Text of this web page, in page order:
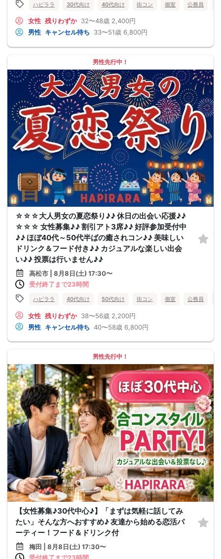
ハピララ 30代向け 40代向け 街コン 個室 公務員
女性 残りわずか 32〜48歳 2,400円
男性 キャンセル待ち 33〜51歳 6,800円
男性先行中！
☆☆☆大人男女の夏恋祭り♪♪ 休日の出会い応援♪♪
☆☆☆ 女性募集♪♪ 割引アト3席♪♪ 好評参加受付中
♪♪ ほぼ40代～50代半ばの癒されコン♪♪ 美味しい
ドリンク＆フード付き♪♪ カジュアルな楽しい出会
い♪♪ 投票は行いません♪♪
高松市 | 8月8日(土) 17:30〜
受付終了まで23時間
ハピララ 40代向け 50代向け 街コン 個室 公務員
女性 残りわずか 38〜56歳 2,200円
男性 キャンセル待ち 40〜58歳 6,800円
男性先行中！
【女性募集♪30代中心♪】「まずは気軽に話してみ
たい」そんな方へおすすめ♪ 友達から始める恋活パ
ーティー！フード＆ドリンク付
梅田 | 8月8日(土) 17:30〜